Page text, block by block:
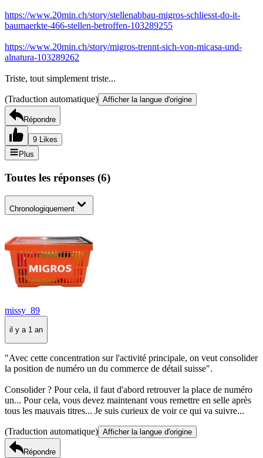
https://www.20min.ch/story/stellenabbau-migros-schliesst-do-it-
baumaerkte-466-stellen-betroffen-103289255
https://www.20min.ch/story/migros-trennt-sich-von-micasa-und-
alnatura-103289262
Triste, tout simplement triste...
(Traduction automatique) Afficher la langue d'origine
Répondre
9 Likes
Plus
Toutes les réponses (6)
Chronologiquement
missy_89
il y a 1 an
"Avec cette concentration sur l'activité principale, on veut consolider
la position de numéro un du commerce de détail suisse".
Consolider ? Pour cela, il faut d'abord retrouver la place de numéro
un... Pour cela, vous devez maintenant vous remettre en selle après
tous les mauvais titres... Je suis curieux de voir ce qui va suivre...
(Traduction automatique) Afficher la langue d'origine
Répondre